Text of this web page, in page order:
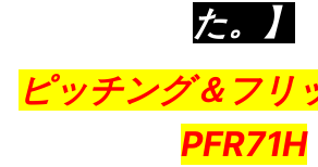
た。】
ピッチング＆フ
PFR71H